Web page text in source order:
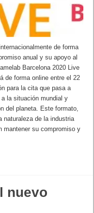
de forma
anual y su apoyo al
Barcelona 2020 Live
de forma online entre el 22
para la cita que pasa a
la situación mundial y
del planeta. Este formato,
naturaleza de la industria
mantener su compromiso y
nuevo